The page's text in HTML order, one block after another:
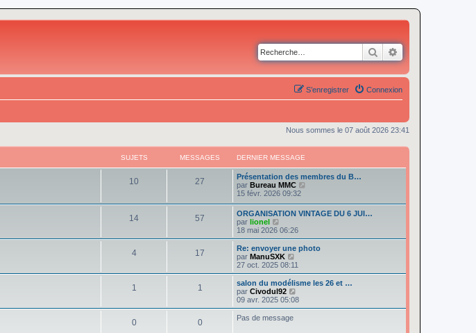
Rechercher
Connexion
S’enregistrer
Nous sommes le 07 août 2026 23:41
SUJETS MESSAGES DERNIER MESSAGE
10 27
Présentation des membres du B…
par Bureau MMC
r
l
e
r
e
r
s
15 févr. 2026 09:32
14 57
ORGANISATION VINTAGE DU 6 JUI…
par lionel
o
i
r
l
e
r
n
i
r
18 mai 2026 06:26
4 17
Re: envoyer une photo
par ManuSXK
o
i
r
l
e
27 oct. 2025 08:11
1 1
salon du modélisme les 26 et …
par Civodul92
o
i
09 avr. 2025 05:08
0 0 Pas de message